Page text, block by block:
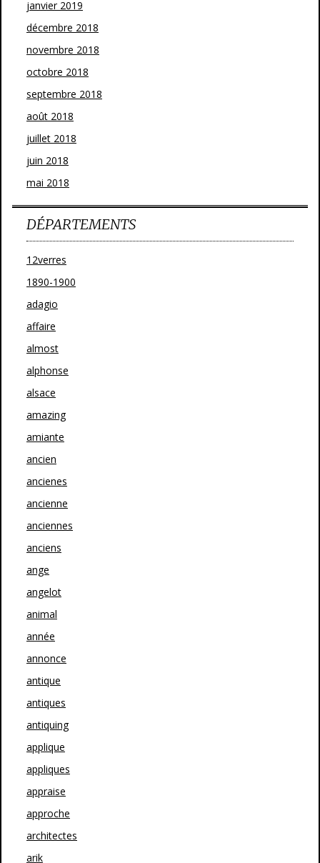
janvier 2019
décembre 2018
novembre 2018
octobre 2018
septembre 2018
août 2018
juillet 2018
juin 2018
mai 2018
DÉPARTEMENTS
12verres
1890-1900
adagio
affaire
almost
alphonse
alsace
amazing
amiante
ancien
ancienes
ancienne
anciennes
anciens
ange
angelot
animal
année
annonce
antique
antiques
antiquing
applique
appliques
appraise
approche
architectes
arik